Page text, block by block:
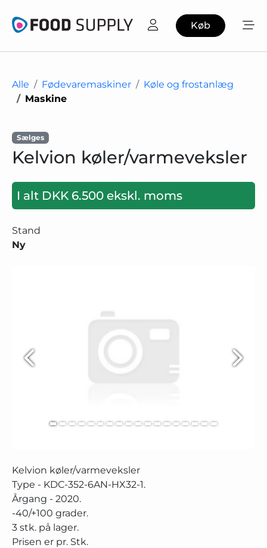
Køb
Alle Fødevaremaskiner
Køle og frostanlæg
Maskine
Sælges
Kelvion køler/varmeveksler
I alt DKK 6.500 ekskl. moms
Stand
Ny
Kelvion køler/varmeveksler
Type - KDC-352-6AN-HX32-1.
Årgang - 2020.
-40/+100 grader.
3 stk. på lager.
Prisen er pr. Stk.